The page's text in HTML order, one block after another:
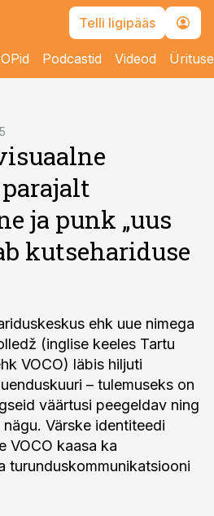
Telli ligipääs
Podcastid Videod
ja punk „uus
kutsehariduse
ehk uue nimega
(inglise keeles Tartu
VOCO) läbis hiljuti
– tulemuseks on
väärtusi peegeldav ning
Värske identiteedi
VOCO kaasa ka
turunduskommunikatsiooni